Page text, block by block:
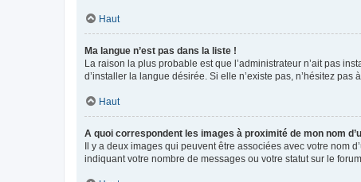
Haut
Ma langue n’est pas dans la liste !
La raison la plus probable est que l’administrateur n’ait pas
d’installer la langue désirée. Si elle n’existe pas, n’hésitez
Haut
A quoi correspondent les images à proximité de mon nom
Il y a deux images qui peuvent être associées avec votre nom
indiquant votre nombre de messages ou votre statut sur le